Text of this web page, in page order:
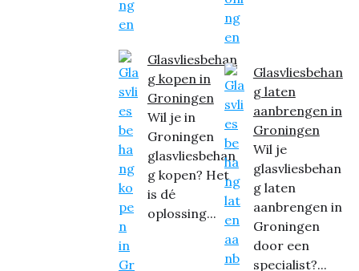
Glasvliesbehan
g kopen in
Groningen
Wil je in
Groningen
glasvliesbehan
g kopen? Het
is dé
oplossing...
Glasvliesbehan
g laten
aanbrengen in
Groningen
Wil je
glasvliesbehan
g laten
aanbrengen in
Groningen
door een
specialist?...